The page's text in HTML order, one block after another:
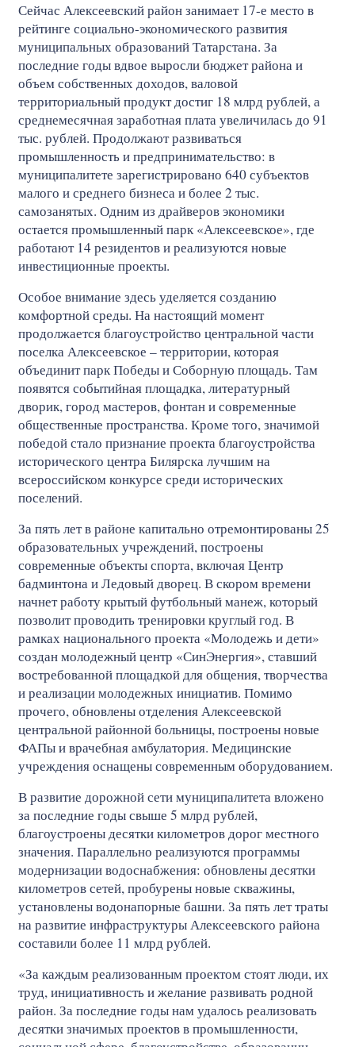
Сейчас Алексеевский район занимает 17-е место в
рейтинге социально-экономического развития
муниципальных образований Татарстана. За
последние годы вдвое выросли бюджет района и
объем собственных доходов, валовой
территориальный продукт достиг 18 млрд рублей, а
среднемесячная заработная плата увеличилась до 91
тыс. рублей. Продолжают развиваться
промышленность и предпринимательство: в
муниципалитете зарегистрировано 640 субъектов
малого и среднего бизнеса и более 2 тыс.
самозанятых. Одним из драйверов экономики
остается промышленный парк «Алексеевское», где
работают 14 резидентов и реализуются новые
инвестиционные проекты.
Особое внимание здесь уделяется созданию
комфортной среды. На настоящий момент
продолжается благоустройство центральной части
поселка Алексеевское – территории, которая
объединит парк Победы и Соборную площадь. Там
появятся событийная площадка, литературный
дворик, город мастеров, фонтан и современные
общественные пространства. Кроме того, значимой
победой стало признание проекта благоустройства
исторического центра Билярска лучшим на
всероссийском конкурсе среди исторических
поселений.
За пять лет в районе капитально отремонтированы 25
образовательных учреждений, построены
современные объекты спорта, включая Центр
бадминтона и Ледовый дворец. В скором времени
начнет работу крытый футбольный манеж, который
позволит проводить тренировки круглый год. В
рамках национального проекта «Молодежь и дети»
создан молодежный центр «СинЭнергия», ставший
востребованной площадкой для общения, творчества
и реализации молодежных инициатив. Помимо
прочего, обновлены отделения Алексеевской
центральной районной больницы, построены новые
ФАПы и врачебная амбулатория. Медицинские
учреждения оснащены современным оборудованием.
В развитие дорожной сети муниципалитета вложено
за последние годы свыше 5 млрд рублей,
благоустроены десятки километров дорог местного
значения. Параллельно реализуются программы
модернизации водоснабжения: обновлены десятки
километров сетей, пробурены новые скважины,
установлены водонапорные башни. За пять лет траты
на развитие инфраструктуры Алексеевского района
составили более 11 млрд рублей.
«За каждым реализованным проектом стоят люди, их
труд, инициативность и желание развивать родной
район. За последние годы нам удалось реализовать
десятки значимых проектов в промышленности,